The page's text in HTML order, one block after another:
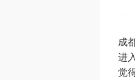
成
进
觉